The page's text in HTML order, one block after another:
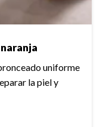
uniforme
la piel y